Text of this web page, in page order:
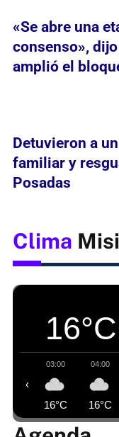
«Se abre una
consenso»,
amplió el
Detuvieron a
familiar y
Posadas
Clima
16°C
03:00
16°C
04:00
16°C
‹